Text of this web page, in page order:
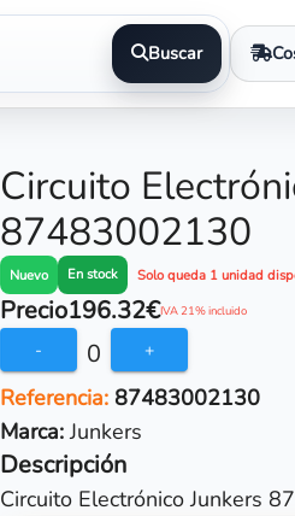
Buscar
Circuito
87483002130
Nuevo En stock Solo queda 1 unidad
Precio196.32€IVA 21% incluido
- 0 +
Referencia:87483002130
Marca:Junkers
Descripción
Circuito Electrónico Junkers